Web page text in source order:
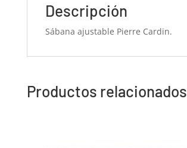
Descripción
Sábana ajustable Pierre Cardin.
Productos relacionados